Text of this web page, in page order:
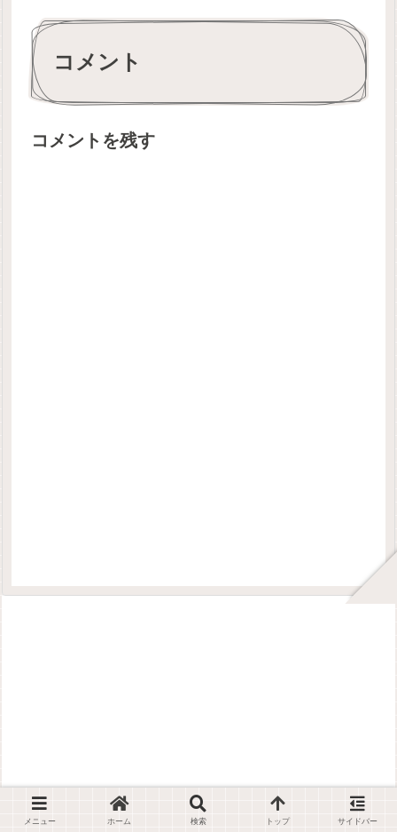
コメント
コメントを残す
メニュー ホーム 検索 トップ サイドバー